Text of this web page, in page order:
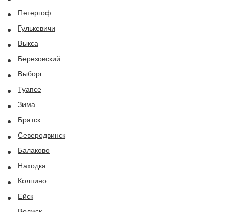
Петергоф
Гулькевичи
Выкса
Березовский
Выборг
Туапсе
Зима
Братск
Северодвинск
Балаково
Находка
Колпино
Ейск